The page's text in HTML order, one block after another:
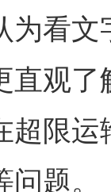
为看
直观
超限
题。